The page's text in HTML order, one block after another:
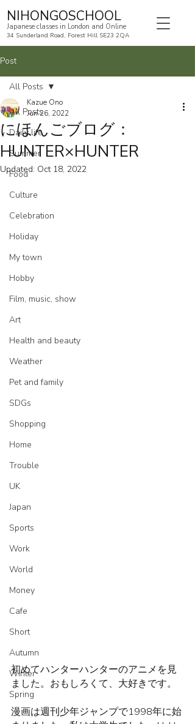
NIHONGOSCHOOL
Japanese classes in London and Online
34 Sunderland Road, Forest Hill SE23 2QA
Post
All Posts
Daily life
Summer
Food
Culture
Celebration
Holiday
My town
Hobby
Film, music, show
Art
Health and beauty
Weather
Pet and family
SDGs
Shopping
Home
Trouble
UK
Japan
Sports
Work
World
Money
Cafe
Short
Autumn
Winter
Spring
All Posts
にほんごブログ：
HUNTER×HUNTER
Kazue Ono
Jun 26, 2022
Updated: Oct 18, 2022
初めてハンターハンターのアニメを見
ました。おもしろくて、大好きです。
漫画は週刊少年ジャンプで1998年に始